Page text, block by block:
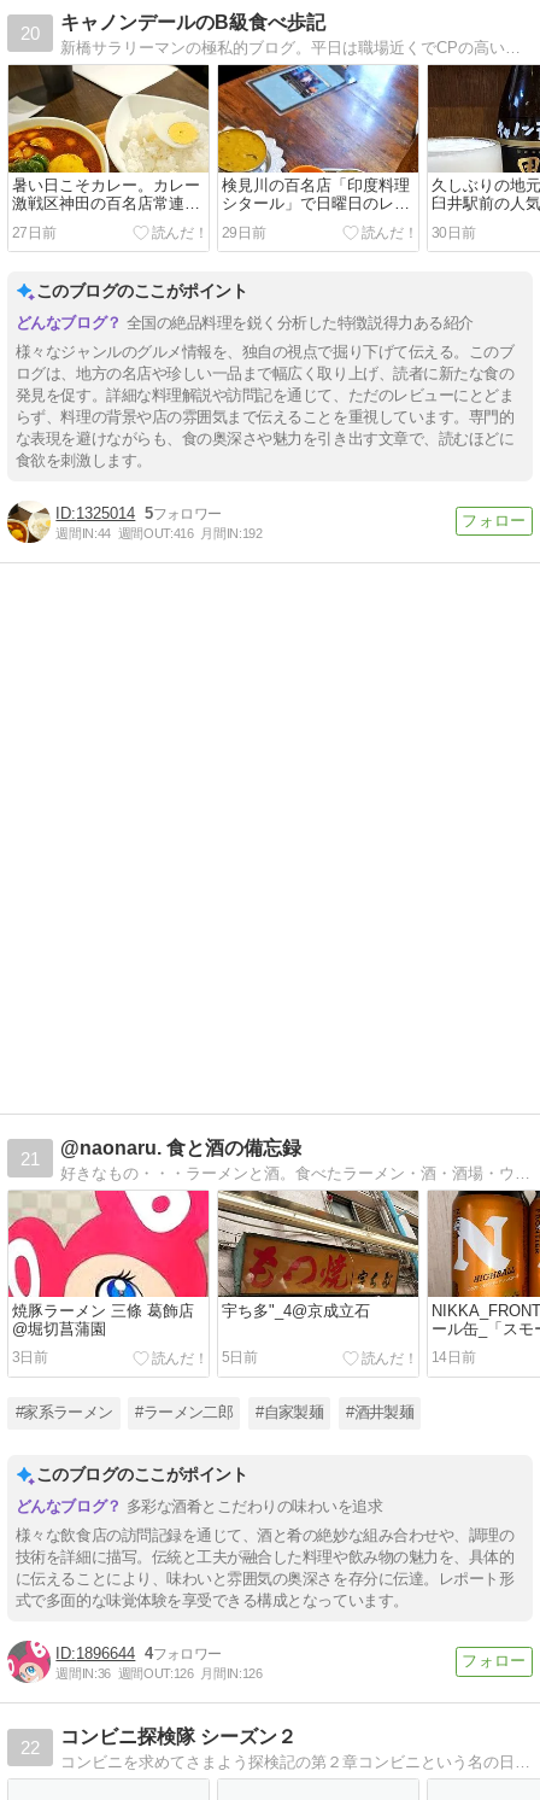
20
キャノンデールのB級食べ歩記
新橋サラリーマンの極私的ブログ。平日は職場近くでCPの高いランチスポット巡り。会社の帰りは寄り道して下町居酒屋探訪。たまごとモツとホッピーと麺が大好き。
暑い日こそカレー。カレー
激戦区神田の百名店常連
「スープカレー屋 鴻 神田
駿河台店」で基本の「赤・
チキン骨なし・普通盛・１
27日前
検見川の百名店「印度料理
シタール」で日曜日のレイ
トランチ。ボリューム満点
の「ホリデーセット」で晩
ご飯要らず
29日前
久しぶりの地
臼井駅前の人
菜魚 五十嵐」
海鮮を楽しん
で締める
30日前
このブログのここがポイント
全国の絶品料理を鋭く分析した特徴説得力ある紹介
様々なジャンルのグルメ情報を、独自の視点で掘り下げて伝える。このブ
ログは、地方の名店や珍しい一品まで幅広く取り上げ、読者に新たな食の
発見を促す。詳細な料理解説や訪問記を通じて、ただのレビューにとどま
らず、料理の背景や店の雰囲気まで伝えることを重視しています。専門的
な表現を避けながらも、食の奥深さや魅力を引き出す文章で、読むほどに
食欲を刺激します。
1325014 5
週間IN:44 週間OUT:416 月間IN:192
21
@naonaru. 食と酒の備忘録
焼豚ラーメン 三條 葛飾店
@堀切菖蒲園
3日前
宇ち多"_4@京成立石
5日前
ール缶_「スモ
る、新境地」
14日前
#家系ラーメン #ラーメン二郎 #自家製麺 #酒井製麺
このブログのここがポイント
多彩な酒肴とこだわりの味わいを追求
様々な飲食店の訪問記録を通じて、酒と肴の絶妙な組み合わせや、調理の
技術を詳細に描写。伝統と工夫が融合した料理や飲み物の魅力を、具体的
に伝えることにより、味わいと雰囲気の奥深さを存分に伝達。レポート形
式で多面的な味覚体験を享受できる構成となっています。
1896644 4
週間IN:36 週間OUT:126 月間IN:126
22
コンビニ探検隊 シーズン２
コンビニを求めてさまよう探検記の第２章コンビニという名の日本最後の秘境を探検するコンビニグルメ日記